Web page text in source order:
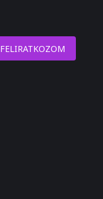
FELIRATKOZOM